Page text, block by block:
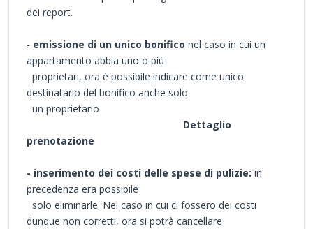
dei report.
- emissione di un unico bonifico nel caso in cui un
appartamento abbia uno o più
proprietari, ora è possibile indicare come unico
destinatario del bonifico anche solo
un proprietario
Dettaglio
prenotazione
- inserimento dei costi delle spese di pulizie: in
precedenza era possibile
solo eliminarle. Nel caso in cui ci fossero dei costi
dunque non corretti, ora si potrà cancellare